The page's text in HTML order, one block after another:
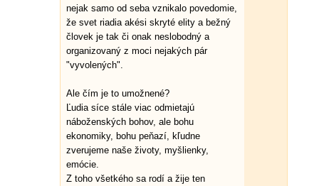
nejak samo od seba vznikalo povedomie,
že svet riadia akési skryté elity a bežný
človek je tak či onak neslobodný a
organizovaný z moci nejakých pár
"vyvolených".
Ale čím je to umožnené?
Ľudia síce stále viac odmietajú
náboženských bohov, ale bohu
ekonomiky, bohu peňazí, kľudne
zverujeme naše životy, myšlienky,
emócie.
Z toho všetkého sa rodí a žije ten